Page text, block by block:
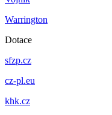
Warrington
Dotace
sfzp.cz
cz-pl.eu
khk.cz